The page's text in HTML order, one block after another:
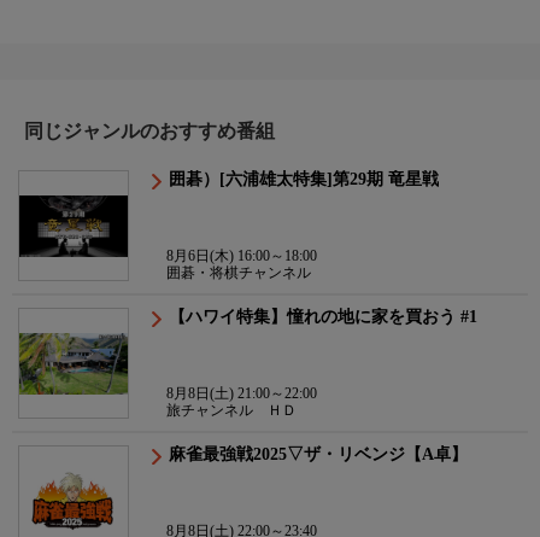
同じジャンルのおすすめ番組
囲碁）[六浦雄太特集]第29期 竜星戦
8月6日(木) 16:00～18:00
囲碁・将棋チャンネル
【ハワイ特集】憧れの地に家を買おう #1
8月8日(土) 21:00～22:00
旅チャンネル ＨＤ
麻雀最強戦2025▽ザ・リベンジ【A卓】
8月8日(土) 22:00～23:40